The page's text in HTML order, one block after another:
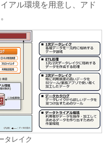
アル環境を用意し、アド
タレイク